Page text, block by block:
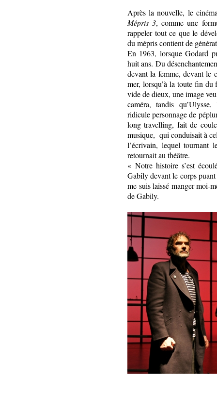
Après la nouvelle, le
Mépris 3, comme une
rappeler tout ce que le
du mépris contient de
En 1963, lorsque Godard
huit ans. Du
devant la femme, devant le
mer, lorsqu’à la toute fin du
vide de dieux, une image
caméra, tandis
ridicule personnage de
long travelling, fait de
musique, qui conduisait à
l’écrivain, lequel
retournait au théâtre.
« Notre histoire s’est
Gabily devant le corps
me suis laissé manger moi-
de Gabily.